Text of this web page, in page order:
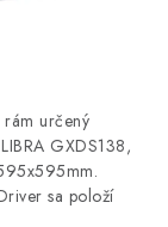
určený
GXDS138,
sa položí